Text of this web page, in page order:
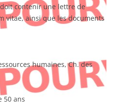
contenir une lettre de
vitae, ainsi que les documents
humaines, Ch. des
50 ans